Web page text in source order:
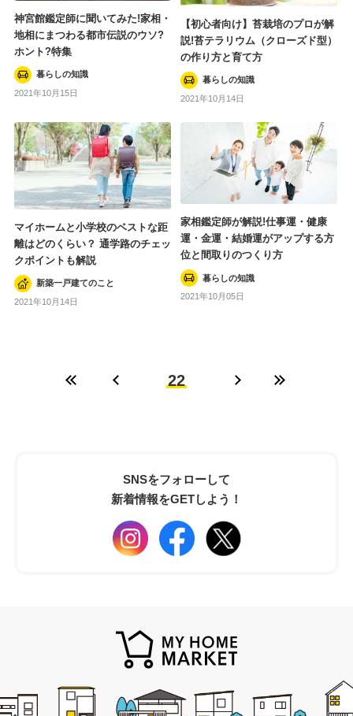
神宮館鑑定師に聞いてみた!家相・
地相にまつわる都市伝説のウソ?
ホント?特集
暮らしの知識
2021年10月15日
【初心者向け】苔栽培のプロが解
説!苔テラリウム（クローズド型）
の作り方と育て方
暮らしの知識
2021年10月14日
マイホームと小学校のベストな距
離はどのくらい？ 通学路のチェッ
クポイントも解説
新築一戸建てのこと
2021年10月14日
家相鑑定師が解説!仕事運・健康
運・金運・結婚運がアップする方
位と間取りのつくり方
暮らしの知識
2021年10月05日
22
SNSをフォローして
新着情報をGETしよう！